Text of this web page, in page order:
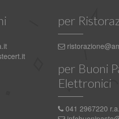
per
per Buoni
Elettronici
041 2967220 r.a.